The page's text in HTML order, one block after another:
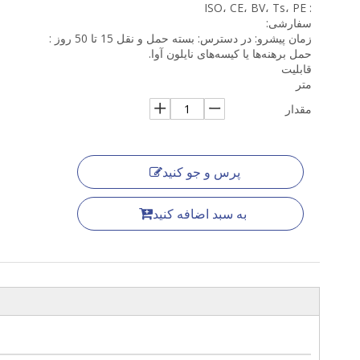
: ISO، CE، BV، Ts، PE
سفارشی:
زمان پیشرو: در دسترس: بسته حمل و نقل 15 تا 50 روز :
حمل برهنه‌ها یا کیسه‌های نایلون آوا.
قابلیت
متر
مقدار
پرس و جو کنید
به سبد اضافه کنید